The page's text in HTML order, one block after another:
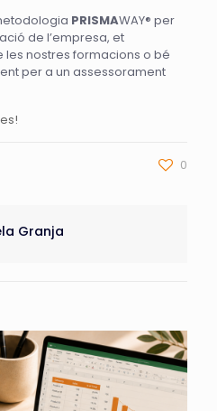
PRISMAWAY® per
de l’empresa, et
les nostres formacions o bé
per a un assessorament
0
Granja